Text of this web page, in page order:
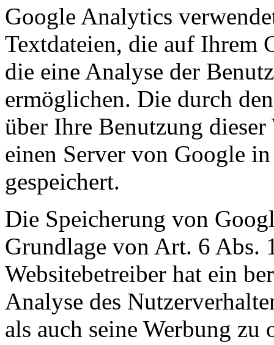
Google Analytics
Textdateien, die auf Ihrem
die eine Analyse der
ermöglichen. Die durch
über Ihre Benutzung
einen Server von Google
gespeichert.
Die Speicherung von
Grundlage von Art. 6 Abs.
Websitebetreiber hat ein
Analyse des
als auch seine Werbung zu